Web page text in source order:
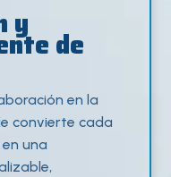
y
de
en la
convierte cada
una